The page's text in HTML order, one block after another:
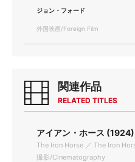
ジョン・フォード
外国映画/Foreign Film
関連作品
RELATED TITLES
アイアン・ホース (1924)
The Iron Horse ／ The Iron
撮影/Cinematography